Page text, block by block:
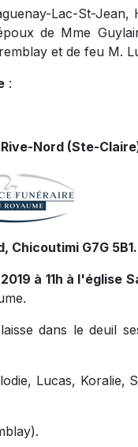
Lac-St-Jean,
de Mme
et de feu M.
:
Nord (Ste-
Chicoutimi G7G 5B1.
à 11h à l'église
dans le deuil
Lucas, Koralie,